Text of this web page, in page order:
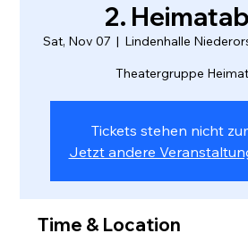
2.
Sat, Nov 07
  |
Lindenhalle
Tickets stehen nicht
Jetzt andere
Time & Location